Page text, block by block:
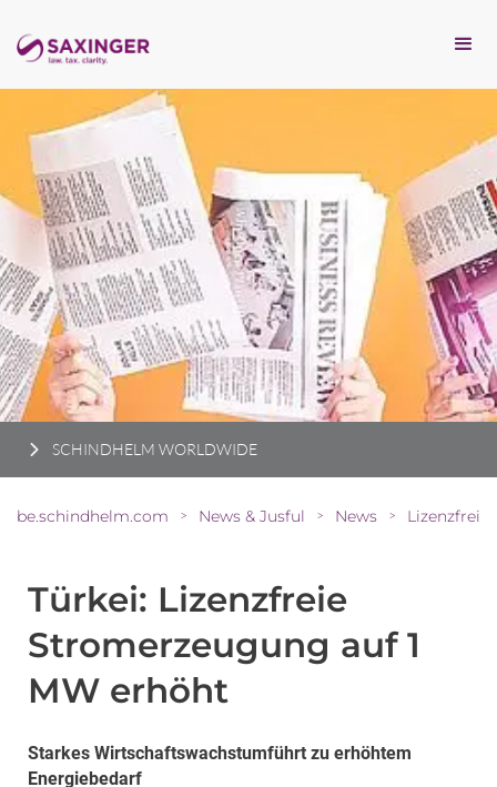
SCHINDHELM WORLDWIDE
be.schindhelm.com > News & Jusful > News >
Türkei: Lizenzfreie
Stromerzeugung auf 1
MW erhöht
Starkes Wirtschaftswachstumführt zu erhöhtem
Energiebedarf